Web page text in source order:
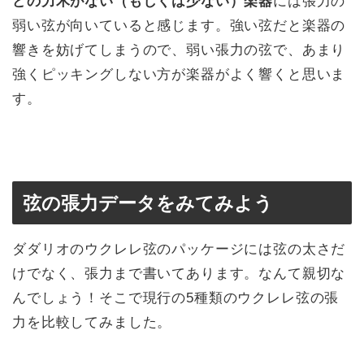
弱い弦が向いていると感じます。強い弦だと楽器の
響きを妨げてしまうので、弱い張力の弦で、あまり
強くピッキングしない方が楽器がよく響くと思いま
す。
弦の張力データをみてみよう
ダダリオのウクレレ弦のパッケージには弦の太さだ
けでなく、張力まで書いてあります。なんて親切な
んでしょう！そこで現行の5種類のウクレレ弦の張
力を比較してみました。